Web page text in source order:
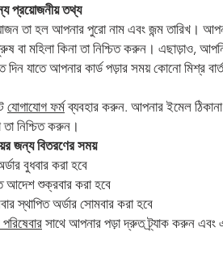
প্রয়োজনীয় তথ্য
তা হল আপনার পুরো নাম এবং জন্ম তারিখ।
বা মহিলা কিনা তা নিশ্চিত করুন। এছাড়াও, আপনি
দিন যাতে আপনার কার্ড পড়ার সময় কোনো মিশ্র
যোগাযোগ ফর্মব্যবহার করুন. আপনার ইমেল
নিশ্চিত করুন।
জন্য বিতরণের সময়
বুধবার করা হবে
আদেশ শুক্রবার করা হবে
স্থাপিত অর্ডার সোমবার করা হবে
সাথে আপনার পড়া দ্রুত ট্র্যাক করুন এবং